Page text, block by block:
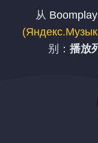
从
别： 播放